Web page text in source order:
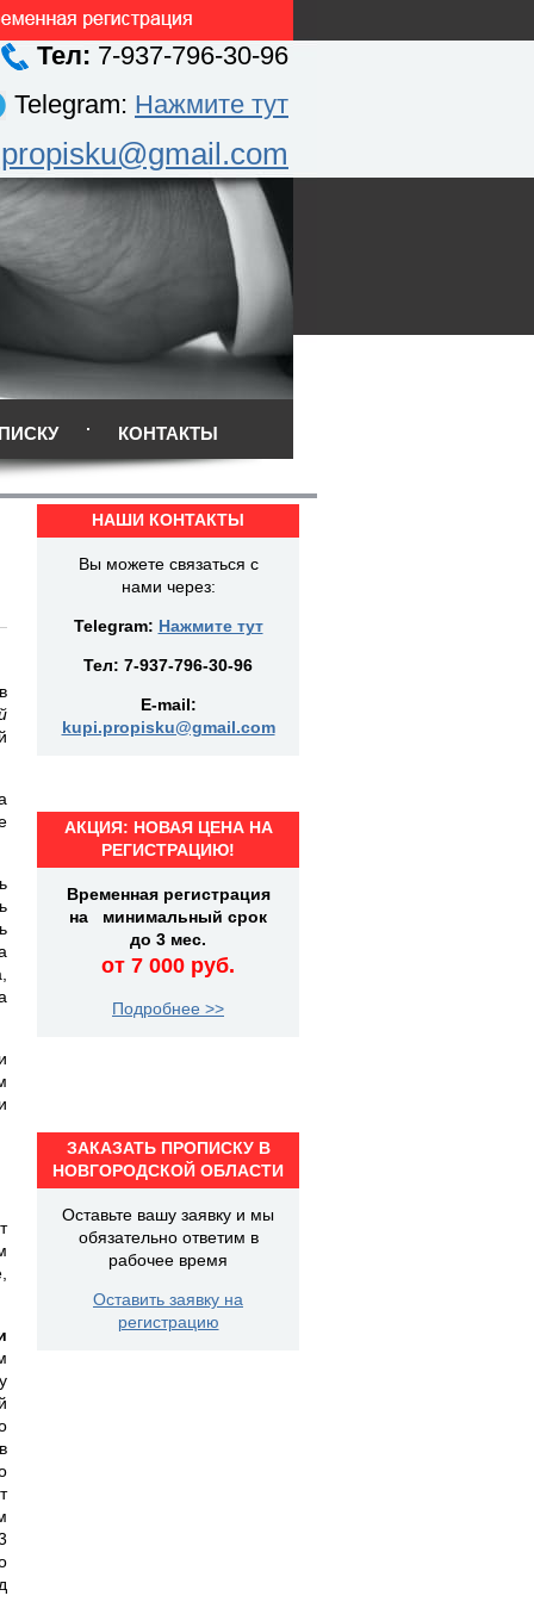
Тел: 7-937-796-30-96
Telegram: Нажмите тут
КОНТАКТЫ
НАШИ КОНТАКТЫ
Вы можете связаться с
нами через:
Telegram: Нажмите тут
Тел: 7-937-796-30-96
E-mail:
kupi.propisku@gmail.com
АКЦИЯ: НОВАЯ ЦЕНА НА
РЕГИСТРАЦИЮ!
Временная регистрация
на минимальный срок
до 3 мес.
от 7 000 руб.
Подробнее >>
ЗАКАЗАТЬ ПРОПИСКУ В
НОВГОРОДСКОЙ ОБЛАСТИ
Оставьте вашу заявку и мы
обязательно ответим в
рабочее время
Оставить заявку на
регистрацию